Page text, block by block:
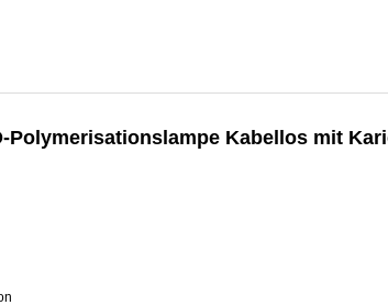
Polymerisationslampe Kabellos mit